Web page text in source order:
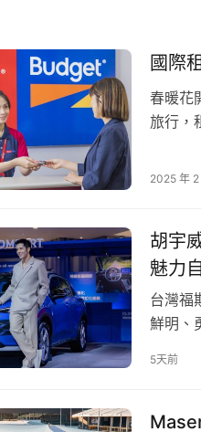
魂注入！全新HILUX外觀設
Beam 燈組與日行燈，搭配
。車側以簡潔俐落的幾何折
導入運動化 Sport Bar 與後
。
科技座艙，全新HILUX定義舒
國際
春暖花
旅行，
租車
2025 年 2
胡宇
魅力
台灣福
鮮明、
拍攝
5天前